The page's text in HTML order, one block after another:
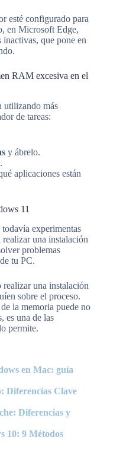
esté configurado para
en Microsoft Edge,
que pone en
RAM excesiva en el
utilizando más
de tareas:
y ábrelo.
.
aplicaciones están
11
todavía experimentas
una instalación
problemas
tu PC.
realizar una instalación
sobre el proceso.
la memoria puede no
es una de las
permite.
en Mac: guía
Diferencias Clave
Diferencias y
10: 9 Métodos